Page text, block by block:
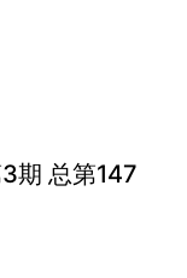
期 总第147